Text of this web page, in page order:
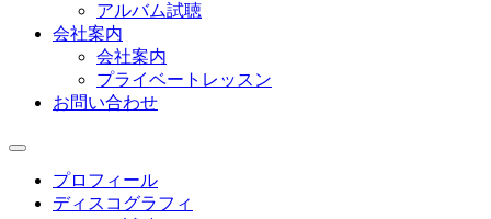
アルバム試聴
会社案内
会社案内
プライベートレッスン
お問い合わせ
プロフィール
ディスコグラフィ